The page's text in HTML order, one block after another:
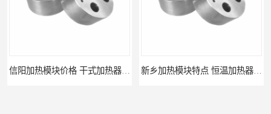
信阳加热模块价格 干式加热器 信誉好 新乡加热模块特点 恒温加热器 杜甫仪器